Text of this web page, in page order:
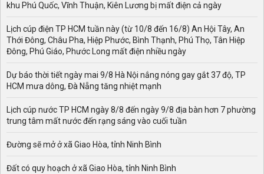
khu Phú Quốc, Vĩnh Thuận, Kiên Lương bị mất điện cả ngày
Lịch cúp điện TP HCM tuần này (từ 10/8 đến 16/8) An Hội Tây, An
Thới Đông, Châu Pha, Hiệp Phước, Bình Thạnh, Phú Thọ, Tân Hiệp
Đông, Phú Giáo, Phước Long mất điện nhiều ngày
Dự báo thời tiết ngày mai 9/8 Hà Nội nắng nóng gay gắt 37 độ, TP
HCM mưa dông, Đà Nẵng tăng nhiệt mạnh
Lịch cúp nước TP HCM ngày 8/8 đến ngày 9/8 địa bàn hơn 7 phường
trung tâm mất nước đến rạng sáng vào cuối tuần
Đường sẽ mở ở xã Giao Hòa, tỉnh Ninh Bình
Đất có quy hoạch ở xã Giao Hòa, tỉnh Ninh Bình